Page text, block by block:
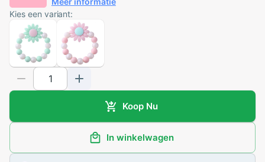
Kies een variant:
Koop Nu
In winkelwagen